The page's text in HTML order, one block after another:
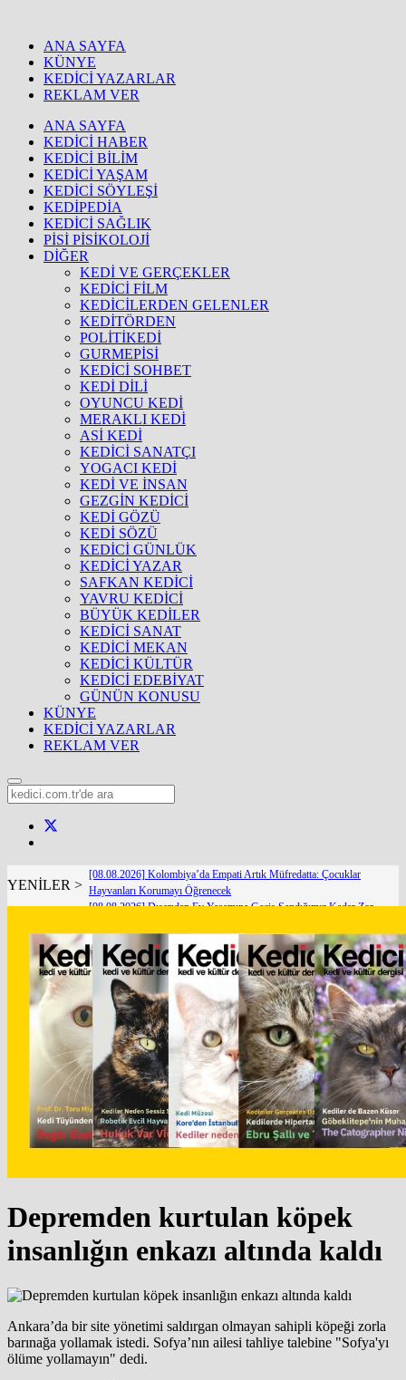
ANA SAYFA
KÜNYE
KEDİCİ YAZARLAR
REKLAM VER
ANA SAYFA
KEDİCİ HABER
KEDİCİ BİLİM
KEDİCİ YAŞAM
KEDİCİ SÖYLEŞİ
KEDİPEDİA
KEDİCİ SAĞLIK
PİSİ PİSİKOLOJİ
DİĞER
KEDİ VE GERÇEKLER
KEDİCİ FİLM
KEDİCİLERDEN GELENLER
KEDİTÖRDEN
POLİTİKEDİ
GURMEPİSİ
KEDİCİ SOHBET
KEDİ DİLİ
OYUNCU KEDİ
MERAKLI KEDİ
ASİ KEDİ
KEDİCİ SANATÇI
YOGACI KEDİ
KEDİ VE İNSAN
GEZGİN KEDİCİ
KEDİ GÖZÜ
KEDİ SÖZÜ
KEDİCİ GÜNLÜK
KEDİCİ YAZAR
SAFKAN KEDİCİ
YAVRU KEDİCİ
BÜYÜK KEDİLER
KEDİCİ SANAT
KEDİCİ MEKAN
KEDİCİ KÜLTÜR
KEDİCİ EDEBİYAT
GÜNÜN KONUSU
KÜNYE
KEDİCİ YAZARLAR
REKLAM VER
YENİLER >
[08.08.2026] Kolombiya’da Empati Artık Müfredatta: Çocuklar
Hayvanları Korumayı Öğrenecek
[08.08.2026] Dışarıdan Ev Yaşamına Geçiş Sandığımız Kadar Zor
[07.08.2026] Ankara Kedileri Dünyanın Yeni Dijital Elçileri
[07.08.2026] CIA’in Casus Kedileri ve Gizli Projelerin Paranoyak Altın Çağı
[07.08.2026] Dünya Kediler Günü'nün Adresi İstanbul Kedi Müzesi
[06.08.2026] Van İpekyolu Belediyesi Veteriner İşleri Müdürlüğü Ekiplerinden Örnek
Uygulama
[06.08.2026] Yaşlı Kedilerde Gizli Tehlike: Hipertansiyon
[05.08.2026] Bir Hayat Kurtarmak Bir Hayat Kurtarmaktır
[05.08.2026] KEDİ REFAHINDA YENİ BİR DÖNEM: SECURECAT TÜRKİYE’YE
GELİYOR
[04.08.2026] The Catographer Nils Jacobi : Dünyanın En Ünlü Kedi Fotoğrafçısı ile Özel
Röportaj
Depremden kurtulan köpek
insanlığın enkazı altında kaldı
Ankara’da bir site yönetimi saldırgan olmayan sahipli köpeği zorla
barınağa yollamak istedi. Sofya’nın ailesi tahliye talebine "Sofya'yı
ölüme yollamayın" dedi.